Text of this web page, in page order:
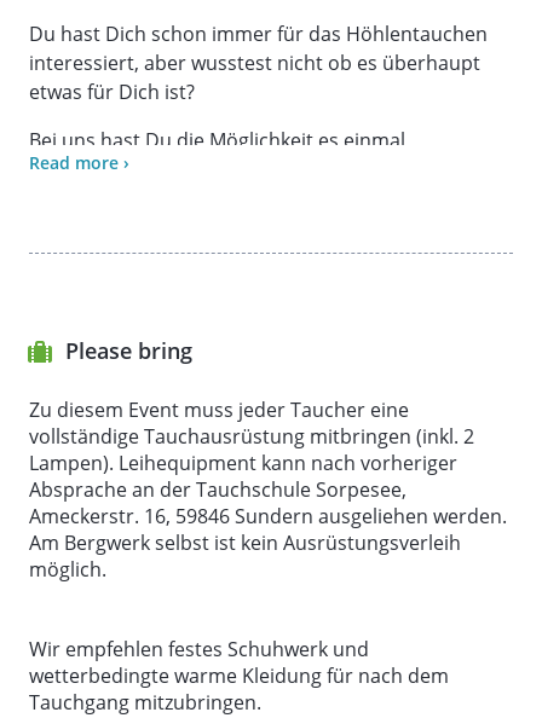
Du hast Dich schon immer für das Höhlentauchen
interessiert, aber wusstest nicht ob es überhaupt
etwas für Dich ist?
Bei uns hast Du die Möglichkeit es einmal
auszuprobieren.
Bereich mit einem kleinen See in dem man tauchen
und man bekommt gar nicht mit, dass es keine
Bereich gibt es viele Dinge zu entdecken.
Für die Taucher, die es sich zutrauen und wo die
Tarierung auch akzeptabel ist, besteht die
Möglichkeit mit einem unserer Tauchlehrer den
Bremsberg hinunter zu tauchen. Dort habt ihr dann
eine Decke über dem Kopf und werdet dann auch
Tauchen im Bergwerk entstehen.
Read more ›
Please bring
Zu diesem Event muss jeder Taucher eine
vollständige Tauchausrüstung mitbringen (inkl. 2
Lampen). Leihequipment kann nach vorheriger
Absprache an der Tauchschule Sorpesee,
Ameckerstr. 16, 59846 Sundern ausgeliehen werden.
Am Bergwerk selbst ist kein Ausrüstungsverleih
möglich.
Wir empfehlen festes Schuhwerk und
wetterbedingte warme Kleidung für nach dem
Tauchgang mitzubringen.